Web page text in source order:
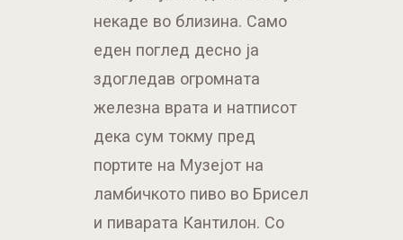
некаде во близина. Само
еден поглед десно ја
здогледав огромната
железна врата и натписот
дека сум токму пред
портите на Музејот на
ламбичкото пиво во Брисел
и пиварата Кантилон. Со